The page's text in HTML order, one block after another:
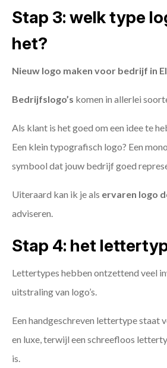
Stap 3: welk type
het?
Nieuw logo maken voor bedrijf in
Bedrijfslogo’s komen in allerlei
Als klant is het goed om een idee te
Een klein typografisch logo? Een
symbool dat jouw bedrijf goed
Uiteraard kan ik je als ervaren logo
adviseren.
Stap 4: het
Lettertypes hebben ontzettend veel
uitstraling van logo’s.
Een handgeschreven lettertype staat
en luxe, terwijl een schreefloos
is.